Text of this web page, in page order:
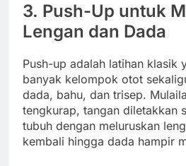
3. Push-Up untuk
Lengan dan Dada
Push-up adalah latihan klasik
banyak kelompok otot
dada, bahu, dan trisep.
tengkurap, tangan diletakkan
tubuh dengan meluruskan
kembali hingga dada hampir